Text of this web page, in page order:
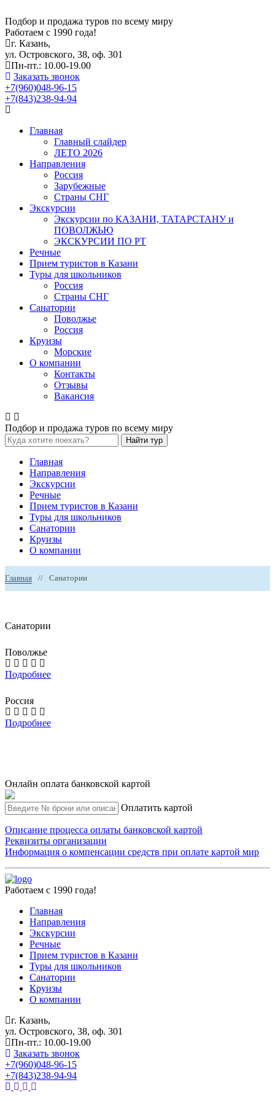
Подбор и продажа туров по всему миру
Работаем с 1990 года!
г. Казань,
ул. Островского, 38, оф. 301
Пн-пт.: 10.00-19.00
Заказать звонок
+7(960)048-96-15
+7(843)238-94-94
Главная
Главный слайдер
ЛЕТО 2026
Направления
Россия
Зарубежные
Страны СНГ
Экскурсии
Экскурсии по КАЗАНИ, ТАТАРСТАНУ и
ПОВОЛЖЬЮ
ЭКСКУРСИИ ПО РТ
Речные
Прием туристов в Казани
Туры для школьников
Россия
Страны СНГ
Санатории
Поволжье
Россия
Круизы
Морские
О компании
Контакты
Отзывы
Вакансия
Подбор и продажа туров по всему миру
Найти тур
Главная
Направления
Экскурсии
Речные
Прием туристов в Казани
Туры для школьников
Санатории
Круизы
О компании
Главная // Санатории
Санатории
Поволжье
Подробнее
Россия
Подробнее
Онлайн оплата банковской картой
Оплатить картой
Описание процесса оплаты банковской картой
Реквизиты организации
Информация о компенсации средств при оплате картой мир
Работаем с 1990 года!
Главная
Направления
Экскурсии
Речные
Прием туристов в Казани
Туры для школьников
Санатории
Круизы
О компании
г. Казань,
ул. Островского, 38, оф. 301
Пн-пт.: 10.00-19.00
Заказать звонок
+7(960)048-96-15
+7(843)238-94-94